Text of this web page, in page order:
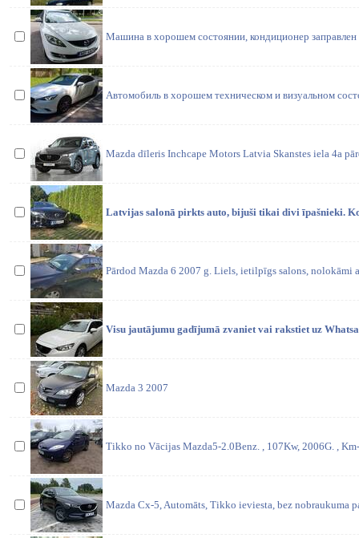
Машина в хорошем состоянии, кондиционер заправлен
Автомобиль в хорошем техническом и визуальном
Mazda dīleris Inchcape Motors Latvia Skanstes iela 4a
Latvijas salonā pirkts auto, bijuši tikai divi īpašnieki.
Pārdod Mazda 6 2007 g. Liels, ietilpīgs salons, nolokāmi
Visu jautājumu gadījumā zvaniet vai rakstiet uz
Mazda 3 2007
Tikko no Vācijas Mazda5-2.0Benz. , 107Kw, 2006G. ,
Mazda Cx-5, Automāts, Tikko ieviesta, bez nobraukuma